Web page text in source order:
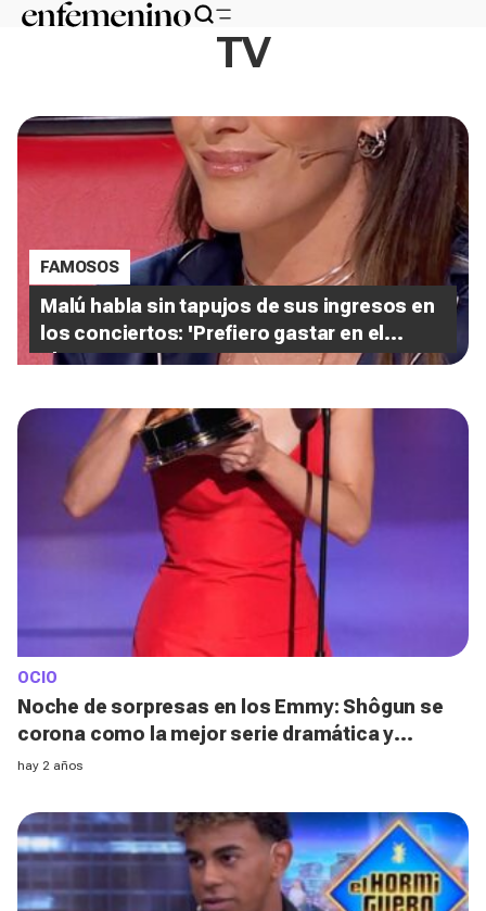
TV
FAMOSOS
Malú habla sin tapujos de sus ingresos en
los conciertos: 'Prefiero gastar en el
show'
OCIO
Noche de sorpresas en los Emmy: Shôgun se
corona como la mejor serie dramática y
Jeremy Allen White triunfa con The Bear
hay 2 años